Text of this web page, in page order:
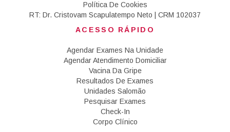
Política De Cookies
RT: Dr. Cristovam Scapulatempo Neto | CRM 102037
ACESSO RÁPIDO
Agendar Exames Na Unidade
Agendar Atendimento Domiciliar
Vacina Da Gripe
Resultados De Exames
Unidades Salomão
Pesquisar Exames
Check-In
Corpo Clínico